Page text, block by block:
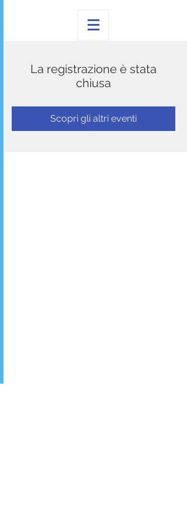
La registrazione è stata
chiusa
Scopri gli altri eventi